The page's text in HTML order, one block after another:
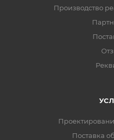
Производство
Поставка